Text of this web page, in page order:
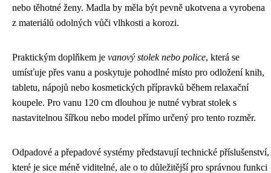
nebo těhotné ženy. Madla by měla být pevně ukotvena a vyrobena
z materiálů odolných vůči vlhkosti a korozi.
Praktickým doplňkem je vanový stolek nebo police, která se
umísťuje přes vanu a poskytuje pohodlné místo pro odložení knih,
tabletu, nápojů nebo kosmetických přípravků během relaxační
koupele. Pro vanu 120 cm dlouhou je nutné vybrat stolek s
nastavitelnou šířkou nebo model přímo určený pro tento rozměr.
Odpadové a přepadové systémy představují technické příslušenství,
které je sice méně viditelné, ale o to důležitější pro správnou funkci